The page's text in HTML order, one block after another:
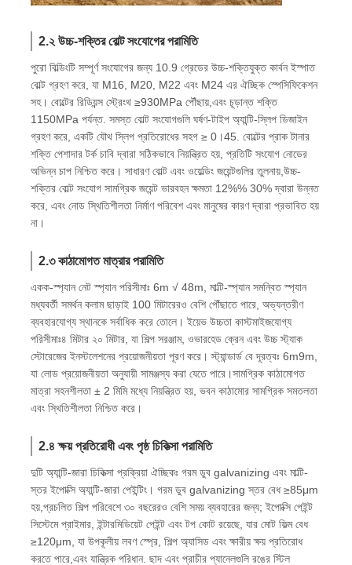
2.২ উচ্চ-শক্তির বোল্ট সংযোগের পরামিতি
পুরো বিল্ডিংটি সম্পূর্ণ সংযোগের জন্য 10.9 গ্রেডের উচ্চ-শক্তিযুক্ত কার্বন ইস্পাত
বোল্ট গ্রহণ করে, যা M16, M20, M22 এবং M24 এর ঐচ্ছিক স্পেসিফিকেশন
সহ। বোল্টের রিডিয়ন্স স্ট্রেংথ ≥930MPa পৌঁছায়,এবং চূড়ান্ত শক্তি
1150MPa পর্যন্ত. সমস্ত বোল্ট সংযোগগুলি ঘর্ষণ-টাইপ অ্যান্টি-স্লিপ ডিজাইন
গ্রহণ করে, একটি যৌথ স্লিপ প্রতিরোধের সহগ ≥ 0।45. বোল্টের প্রাক টানার
শক্তি পেশাদার টর্ক চাবি দ্বারা সঠিকভাবে নিয়ন্ত্রিত হয়, প্রতিটি সংযোগ নোডের
অভিন্ন চাপ নিশ্চিত করে। সাধারণ বোল্ট এবং ওয়েল্ডিং জয়েন্টগুলির তুলনায়,উচ্চ-
শক্তির বোল্ট সংযোগ সামগ্রিক জয়েন্ট ভারবহন ক্ষমতা 12%% 30% দ্বারা উন্নত
করে, এবং নোড স্থিতিশীলতা নির্মাণ পরিবেশ এবং মানুষের কারণ দ্বারা প্রভাবিত হয়
না।
2.৩ কাঠামোগত মাত্রার পরামিতি
একক-স্প্যান নেট স্প্যান পরিসীমাঃ 6m √ 48m, মাল্টি-স্প্যান সমন্বিত স্প্যান
মধ্যবর্তী সমর্থন কলাম ছাড়াই 100 মিটারেরও বেশি পৌঁছাতে পারে, অভ্যন্তরীণ
ব্যবহারযোগ্য স্থানকে সর্বাধিক করে তোলে। ইয়েভ উচ্চতা কাস্টমাইজযোগ্য
পরিসীমাঃ৪ মিটার ২০ মিটার, যা শিল্প সরঞ্জাম, ওভারহেড ক্রেন এবং উচ্চ স্ট্যাক
স্টোরেজের ইনস্টলেশনের প্রয়োজনীয়তা পূরণ করে। স্ট্যান্ডার্ড বে দূরত্বঃ 6m9m,
যা লোড প্রয়োজনীয়তা অনুযায়ী সামঞ্জস্য করা যেতে পারে।সামগ্রিক কাঠামোগত
মাত্রা সহনশীলতা ± 2 মিমি মধ্যে নিয়ন্ত্রিত হয়, ভবন কাঠামোর সামগ্রিক সমতলতা
এবং স্থিতিশীলতা নিশ্চিত করে।
2.৪ ক্ষয় প্রতিরোধী এবং পৃষ্ঠ চিকিত্সা পরামিতি
দুটি অ্যান্টি-জারা চিকিত্সা প্রক্রিয়া ঐচ্ছিকঃ গরম ডুব galvanizing এবং মাল্টি-
স্তর ইপোক্সি অ্যান্টি-জারা পেইন্টিং। গরম ডুব galvanizing স্তর বেধ ≥85μm
হয়,প্রচলিত শিল্প পরিবেশে ৩০ বছরেরও বেশি সময় ব্যবহারের জন্য; ইপোক্সি পেইন্ট
সিস্টেমে প্রাইমার, ইন্টারমিডিয়েট পেইন্ট এবং টপ কোট রয়েছে, যার মোট ফিল্ম বেধ
≥120μm, যা উপকূলীয় লবণ স্প্রে, শিল্প অ্যাসিড এবং ক্ষারীয় ক্ষয় প্রতিরোধ
করতে পারে,এবং যান্ত্রিক পরিধান. ছাদ এবং প্রাচীর প্যানেলগুলি রঙের স্টিল